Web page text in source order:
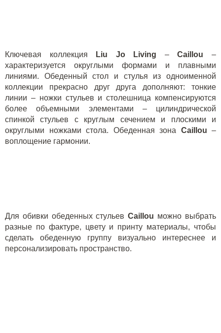
Ключевая коллекция Liu Jo Living –Caillou
–
характеризуется округлыми формами и плавными
линиями. Обеденный стол и стулья из одноименной
коллекции прекрасно друг друга дополняют: тонкие
линии – ножки стульев и столешница компенсируются
более объемными элементами – цилиндрической
спинкой стульев с круглым сечением и плоскими и
округлыми ножками стола. Обеденная зона Caillou –
воплощение гармонии.
Для обивки обеденных стульевCaillou можно выбрать
разные по фактуре, цвету и принту материалы, чтобы
сделать обеденную группу визуально интереснее и
персонализировать пространство.